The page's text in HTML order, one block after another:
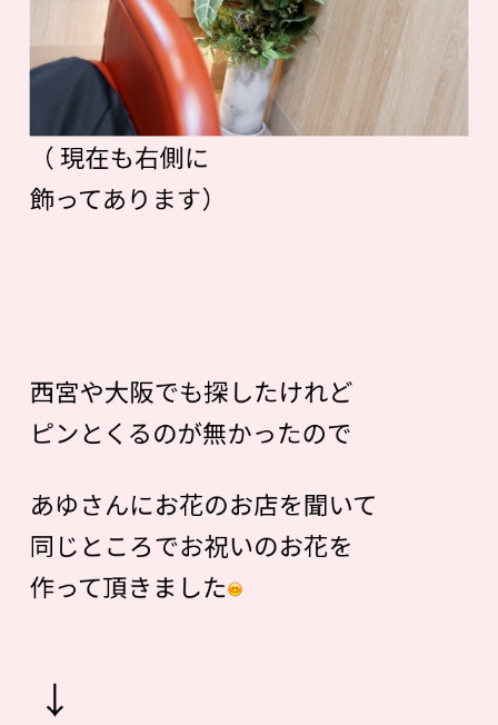
（ 現在も右側に
飾ってあります）
西宮や大阪でも探したけれど
ピンとくるのが無かったので
あゆさんにお花のお店を聞いて
同じところでお祝いのお花を
作って頂きました
↓